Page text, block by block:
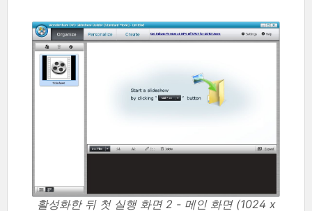
활성화한 뒤 첫 실행 화면 2 - 메인 화면 (1024 x